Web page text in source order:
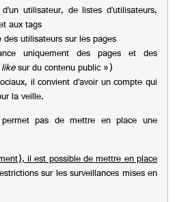
utilisateur, de listes d’utilisateurs,
aux tags
utilisateurs sur les pages
uniquement des pages et des
likesur du contenu public »)
il convient d’avoir un compte qui
la veille.
pas de mettre en place une
il est possible de mettre en place
sur les surveillances mises en